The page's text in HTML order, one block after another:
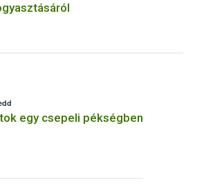
egy csepeli pékségben